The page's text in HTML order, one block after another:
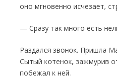
оно мгновенно исчезает,
— Сразу так много есть
Раздался звонок. Пришла
Сытый котенок, зажмурив
побежал к ней.